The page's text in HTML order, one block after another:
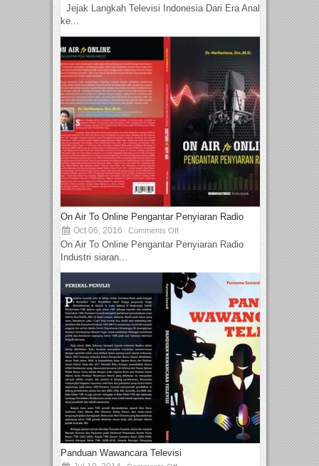
Jejak Langkah Televisi Indonesia Dari Era Analog
ke...
On Air To Online Pengantar Penyiaran Radio
Oct 06, 2016 Comments Off
On Air To Online Pengantar Penyiaran Radio
Industri siaran...
Panduan Wawancara Televisi